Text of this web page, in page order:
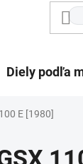
Diely podľa
E [1980]